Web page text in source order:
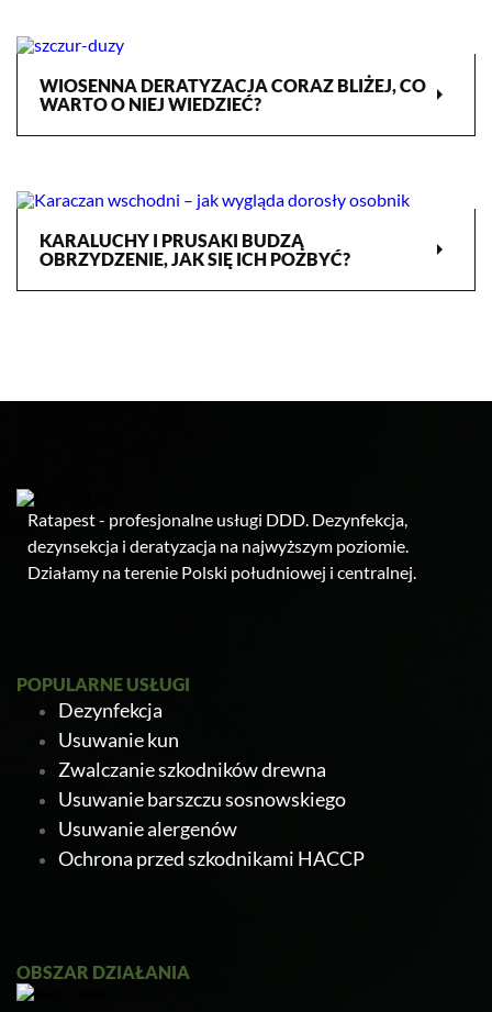
WIOSENNA DERATYZACJA CORAZ BLIŻEJ, CO
WARTO O NIEJ WIEDZIEĆ?
arrow_right
KARALUCHY I PRUSAKI BUDZĄ
OBRZYDZENIE, JAK SIĘ ICH POZBYĆ?
arrow_right
Ratapest - profesjonalne usługi DDD. Dezynfekcja,
dezynsekcja i deratyzacja na najwyższym poziomie.
Działamy na terenie Polski południowej i centralnej.
OBSZAR DZIAŁANIA
POPULARNE USŁUGI
Dezynfekcja
Usuwanie kun
Zwalczanie szkodników drewna
Usuwanie barszczu sosnowskiego
Usuwanie alergenów
Ochrona przed szkodnikami HACCP